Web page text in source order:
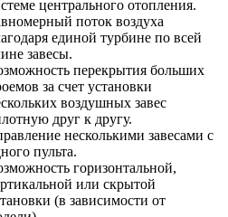
центрального отопления.
поток воздуха
единой турбине по всей
завесы.
перекрытия больших
за счет установки
воздушных завес
друг к другу.
несколькими завесами с
пульта.
горизонтальной,
или скрытой
(в зависимости от